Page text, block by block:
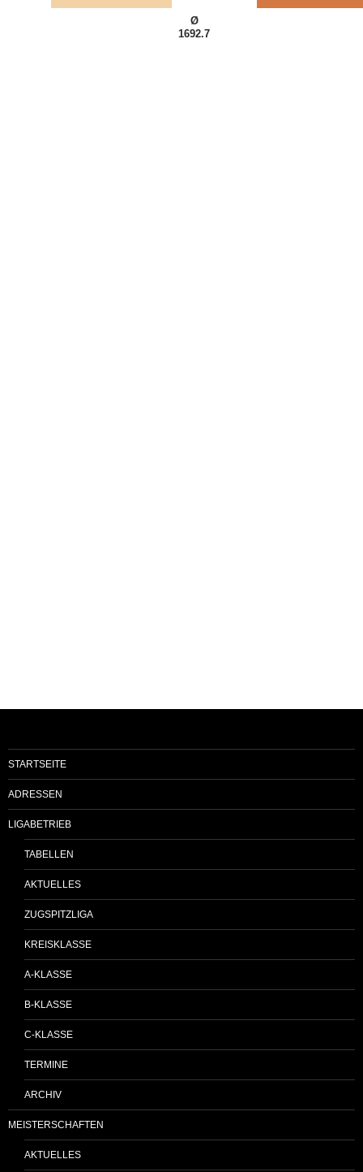
Ø
1692.7
STARTSEITE
ADRESSEN
LIGABETRIEB
TABELLEN
AKTUELLES
ZUGSPITZLIGA
KREISKLASSE
A-KLASSE
B-KLASSE
C-KLASSE
TERMINE
ARCHIV
MEISTERSCHAFTEN
AKTUELLES